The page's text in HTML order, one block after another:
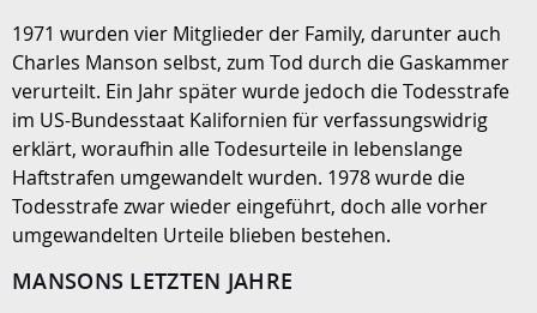
1971 wurden vier Mitglieder der Family, darunter auch
Charles Manson selbst, zum Tod durch die Gaskammer
verurteilt. Ein Jahr später wurde jedoch die Todesstrafe
im US-Bundesstaat Kalifornien für verfassungswidrig
erklärt, woraufhin alle Todesurteile in lebenslange
Haftstrafen umgewandelt wurden. 1978 wurde die
Todesstrafe zwar wieder eingeführt, doch alle vorher
umgewandelten Urteile blieben bestehen.
MANSONS LETZTEN JAHRE